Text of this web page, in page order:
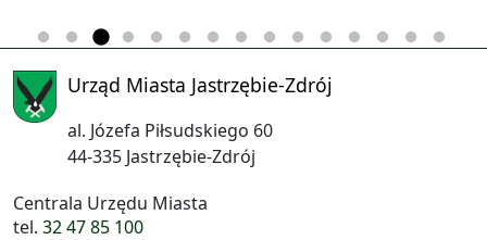
Urząd Miasta Jastrzębie-Zdrój
al. Józefa Piłsudskiego 60
44-335 Jastrzębie-Zdrój
Centrala Urzędu Miasta
tel. 32 47 85 100